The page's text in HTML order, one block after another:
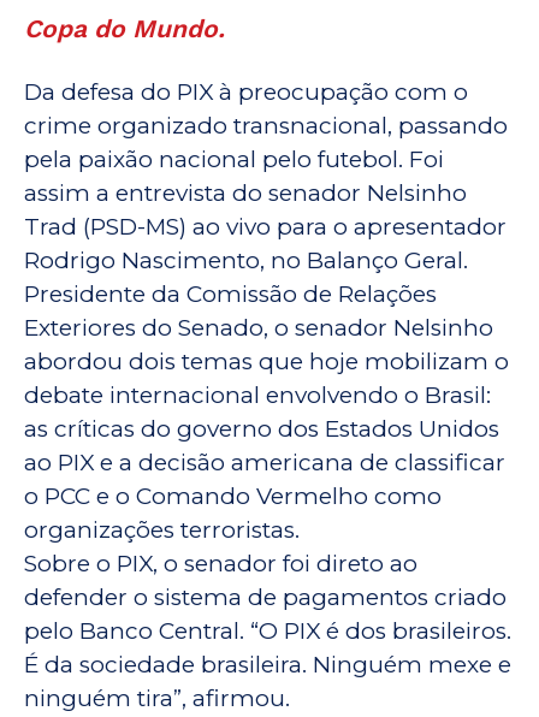
Copa do Mundo.
Da defesa do PIX à preocupação com o
crime organizado transnacional, passando
pela paixão nacional pelo futebol. Foi
assim a entrevista do senador Nelsinho
Trad (PSD-MS) ao vivo para o apresentador
Rodrigo Nascimento, no Balanço Geral.
Presidente da Comissão de Relações
Exteriores do Senado, o senador Nelsinho
abordou dois temas que hoje mobilizam o
debate internacional envolvendo o Brasil:
as críticas do governo dos Estados Unidos
ao PIX e a decisão americana de classificar
o PCC e o Comando Vermelho como
organizações terroristas.
Sobre o PIX, o senador foi direto ao
defender o sistema de pagamentos criado
pelo Banco Central. “O PIX é dos brasileiros.
É da sociedade brasileira. Ninguém mexe e
ninguém tira”, afirmou.